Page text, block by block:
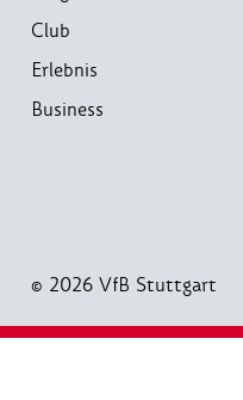
Club
Erlebnis
Business
© 2026 VfB Stuttgart